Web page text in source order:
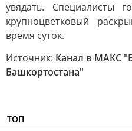
увядать. Специалисты
крупноцветковый
время суток.
Источник: Канал в МАКС
Башкортостана"
ТОП